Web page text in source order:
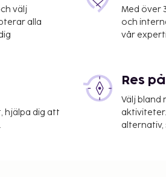
välj
alla
Med över
och
vår
hjälpa dig att
Res
Välj bland
alternativ,